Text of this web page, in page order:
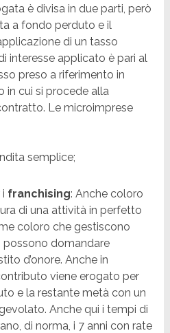
è divisa in due parti, però
a fondo perduto e il
di un tasso
interesse applicato è pari al
preso a riferimento in
in cui si procede alla
Le microimprese
semplice;
i franchising: Anche coloro
di una attività in perfetto
coloro che gestiscono
possono domandare
d’onore. Anche in
viene erogato per
e la restante metà con un
Anche qui i tempi di
di norma, i 7 anni con rate